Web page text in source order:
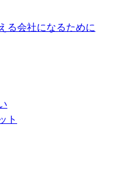
る会社になるために
ト